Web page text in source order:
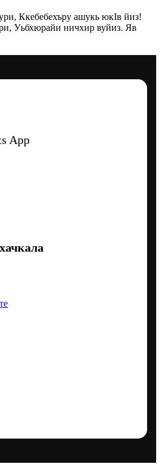
Ккебебехъру ашукь юкIв йиз!
Уьбхюрайи ничхир вуйиз. Яв
App